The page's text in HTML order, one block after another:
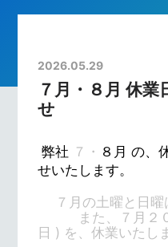
2026.05.29
７月・８月 休
せ
弊社 ７・ ８月 の、
せいたします。
７月の土曜と日曜
また、７月２
日 ) を、休業いたし